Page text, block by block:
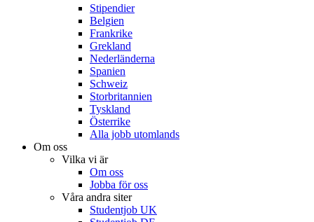
Stipendier
Belgien
Frankrike
Grekland
Nederländerna
Spanien
Schweiz
Storbritannien
Tyskland
Österrike
Alla jobb utomlands
Om oss
Vilka vi är
Om oss
Jobba för oss
Våra andra siter
Studentjob UK